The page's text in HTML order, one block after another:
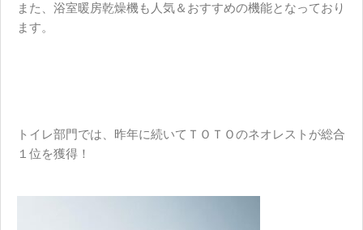
また、浴室暖房乾燥機も人気＆おすすめの機能となっており
ます。
トイレ部門では、昨年に続いて ＴＯＴＯのネオレスト が総合
１位を獲得！